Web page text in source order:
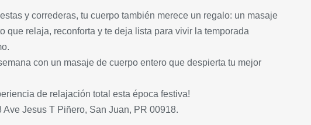
y correderas, tu cuerpo también merece un regalo: un masaje
que relaja, reconforta y te deja lista para vivir la temporada
con un masaje de cuerpo entero que despierta tu mejor
de relajación total esta época festiva!
Ave Jesus T Piñero, San Juan, PR 00918.